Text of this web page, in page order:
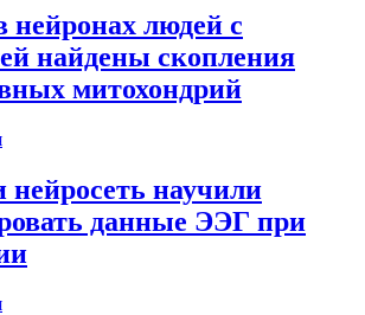
нейронах людей с
найдены скопления
митохондрий
нейросеть научили
данные ЭЭГ при